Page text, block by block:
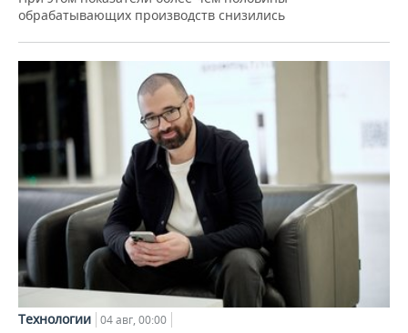
обрабатывающих производств снизились
Технологии 04 авг, 00:00